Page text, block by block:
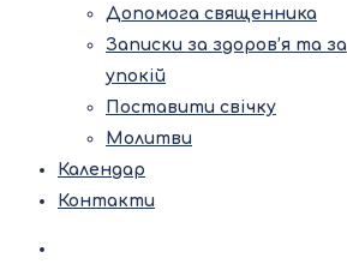
Допомога священника
Записки за здоров’я та за
упокій
Поставити свічку
Молитви
Календар
Контакти